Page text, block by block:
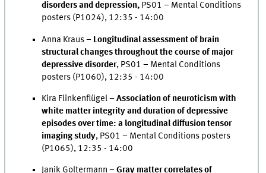
disorders and depression, PS01 – Mental Conditions
posters (P1024), 12:35 - 14:00
Anna Kraus – Longitudinal assessment of brain
structural changes throughout the course of major
depressive disorder, PS01 – Mental Conditions
posters (P1060), 12:35 - 14:00
Kira Flinkenflügel –Association of neuroticism with
white matter integrity and duration of depressive
episodes over time: a longitudinal diffusion tensor
imaging study, PS01 – Mental Conditions posters
(P1065), 12:35 - 14:00
Janik Goltermann –Gray matter correlates of